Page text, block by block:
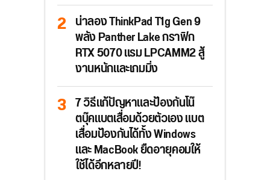
น่าลอง ThinkPad T1g Gen 9
พลัง Panther Lake กราฟิก
RTX 5070 แรม LPCAMM2 สู้
งานหนักและเกมมิ่ง
7 วิธีแก้ปัญหาและป้องกันโน๊
ตบุ๊คแบตเสื่อมด้วยตัวเอง แบต
เสื่อมป้องกันได้ทั้ง Windows
และ MacBook ยืดอายุคอมให้
ใช้ได้อีกหลายปี!